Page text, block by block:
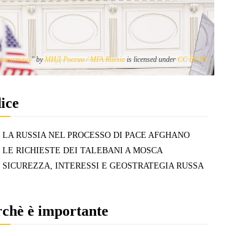
" byМИД России / MFA Russiais licensed underCC BY-NC-
LA RUSSIA NEL PROCESSO DI PACE AFGHANO
LE RICHIESTE DEI TALEBANI A MOSCA
SICUREZZA, INTERESSI E GEOSTRATEGIA RUSSA
è importante